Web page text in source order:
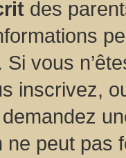
des
vous
inscrivez,
ne peut